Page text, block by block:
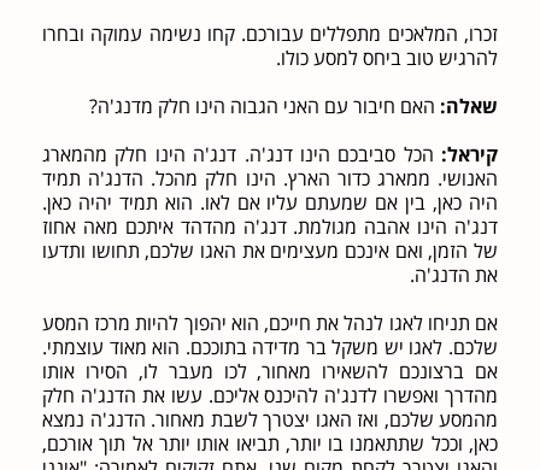
זכרו, המלאכים מתפללים עבורכם. קחו נשימה עמוקה ובחרו
להרגיש טוב ביחס למסע כולו.
שאלה:האם חיבור עם האני הגבוה הינו חלק מדנג'ה?
קיראל:הכל סביבכם הינו דנג'ה. דנג'ה הינו חלק מהמארג
האנושי. ממארג כדור הארץ. הינו חלק מהכל. הדנג'ה תמיד
היה כאן, בין אם שמעתם עליו אם לאו. הוא תמיד יהיה כאן.
דנג'ה הינו אהבה מגולמת. דנג'ה מהדהד איתכם מאה אחוז
של הזמן, ואם אינכם מעצימים את האגו שלכם, תחושו ותדעו
את הדנג'ה.
אם תניחו לאגו לנהל את חייכם, הוא יהפוך להיות מרכז המסע
שלכם. לאגו יש משקל בר מדידה בתוככם. הוא מאוד עוצמתי.
אם ברצונכם להשאירו מאחור, לכו מעבר לו, הסירו אותו
מהדרך ואפשרו לדנג'ה להיכנס אליכם. עשו את הדנג'ה חלק
מהמסע שלכם, ואז האגו יצטרך לשבת מאחור. הדנג'ה נמצא
כאן, וככל שתתאמנו בו יותר, תביאו אותו יותר אל תוך אורכם,